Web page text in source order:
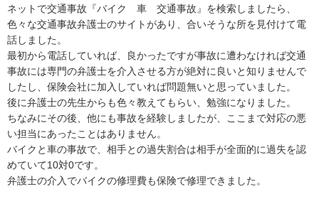
ネットで交通事故『バイク 車 交通事故』を検索しましたら、
色々な交通事故弁護士のサイトがあり、合いそうな所を見付けて電
話しました。
最初から電話していれば、良かったですが事故に遭わなければ交通
事故には専門の弁護士を介入させる方が絶対に良いと知りませんで
したし、保険会社に加入していれば問題無いと思っていました。
後に弁護士の先生からも色々教えてもらい、勉強になりました。
ちなみにその後、他にも事故を経験しましたが、ここまで対応の悪
い担当にあったことはありません。
バイクと車の事故で、相手との過失割合は相手が全面的に過失を認
めていて10対0です。
弁護士の介入でバイクの修理費も保険で修理できました。